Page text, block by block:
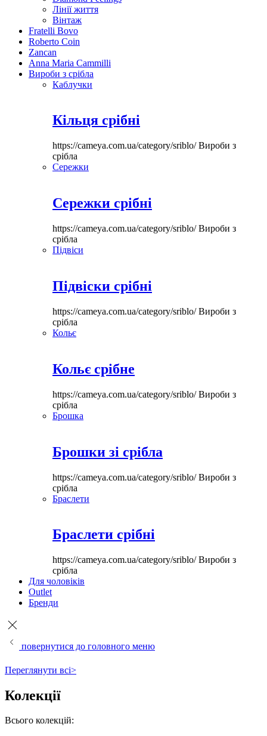
Лінії життя
Вінтаж
Fratelli Bovo
Roberto Coin
Zancan
Anna Maria Cammilli
Вироби з срібла
Каблучки
Кільця срібні
https://cameya.com.ua/category/sriblo/Вироби з
срібла
Сережки
Сережки срібні
https://cameya.com.ua/category/sriblo/Вироби з
срібла
Підвіси
Підвіски срібні
https://cameya.com.ua/category/sriblo/Вироби з
срібла
Кольє
Кольє срібне
https://cameya.com.ua/category/sriblo/Вироби з
срібла
Брошка
Брошки зі срібла
https://cameya.com.ua/category/sriblo/Вироби з
срібла
Браслети
Браслети срібні
https://cameya.com.ua/category/sriblo/Вироби з
срібла
Для чоловіків
Outlet
Бренди
повернутися до головного меню
Переглянути всі>
Колекції
Всього колекцій: